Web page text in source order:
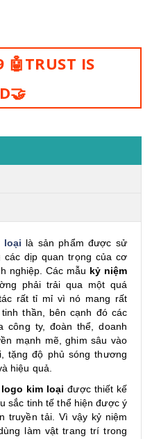
IS
loại là sản phẩm được sử
dịp quan trọng của cơ
nghiệp. Các mẫu kỷ niệm
phải trải qua một quá
rất tỉ mỉ vì nó mang rất
thần, bên cạnh đó các
công ty, đoàn thể, doanh
mạnh mẽ, ghim sâu vào
tặng độ phủ sóng thương
hiệu quả.
logo kim loại được thiết kế
sắc tinh tế thể hiện được ý
truyền tải. Vì vậy kỷ niệm
làm vật trang trí trong